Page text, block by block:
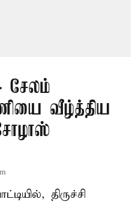
சேலம்
வீழ்த்திய
திருச்சி